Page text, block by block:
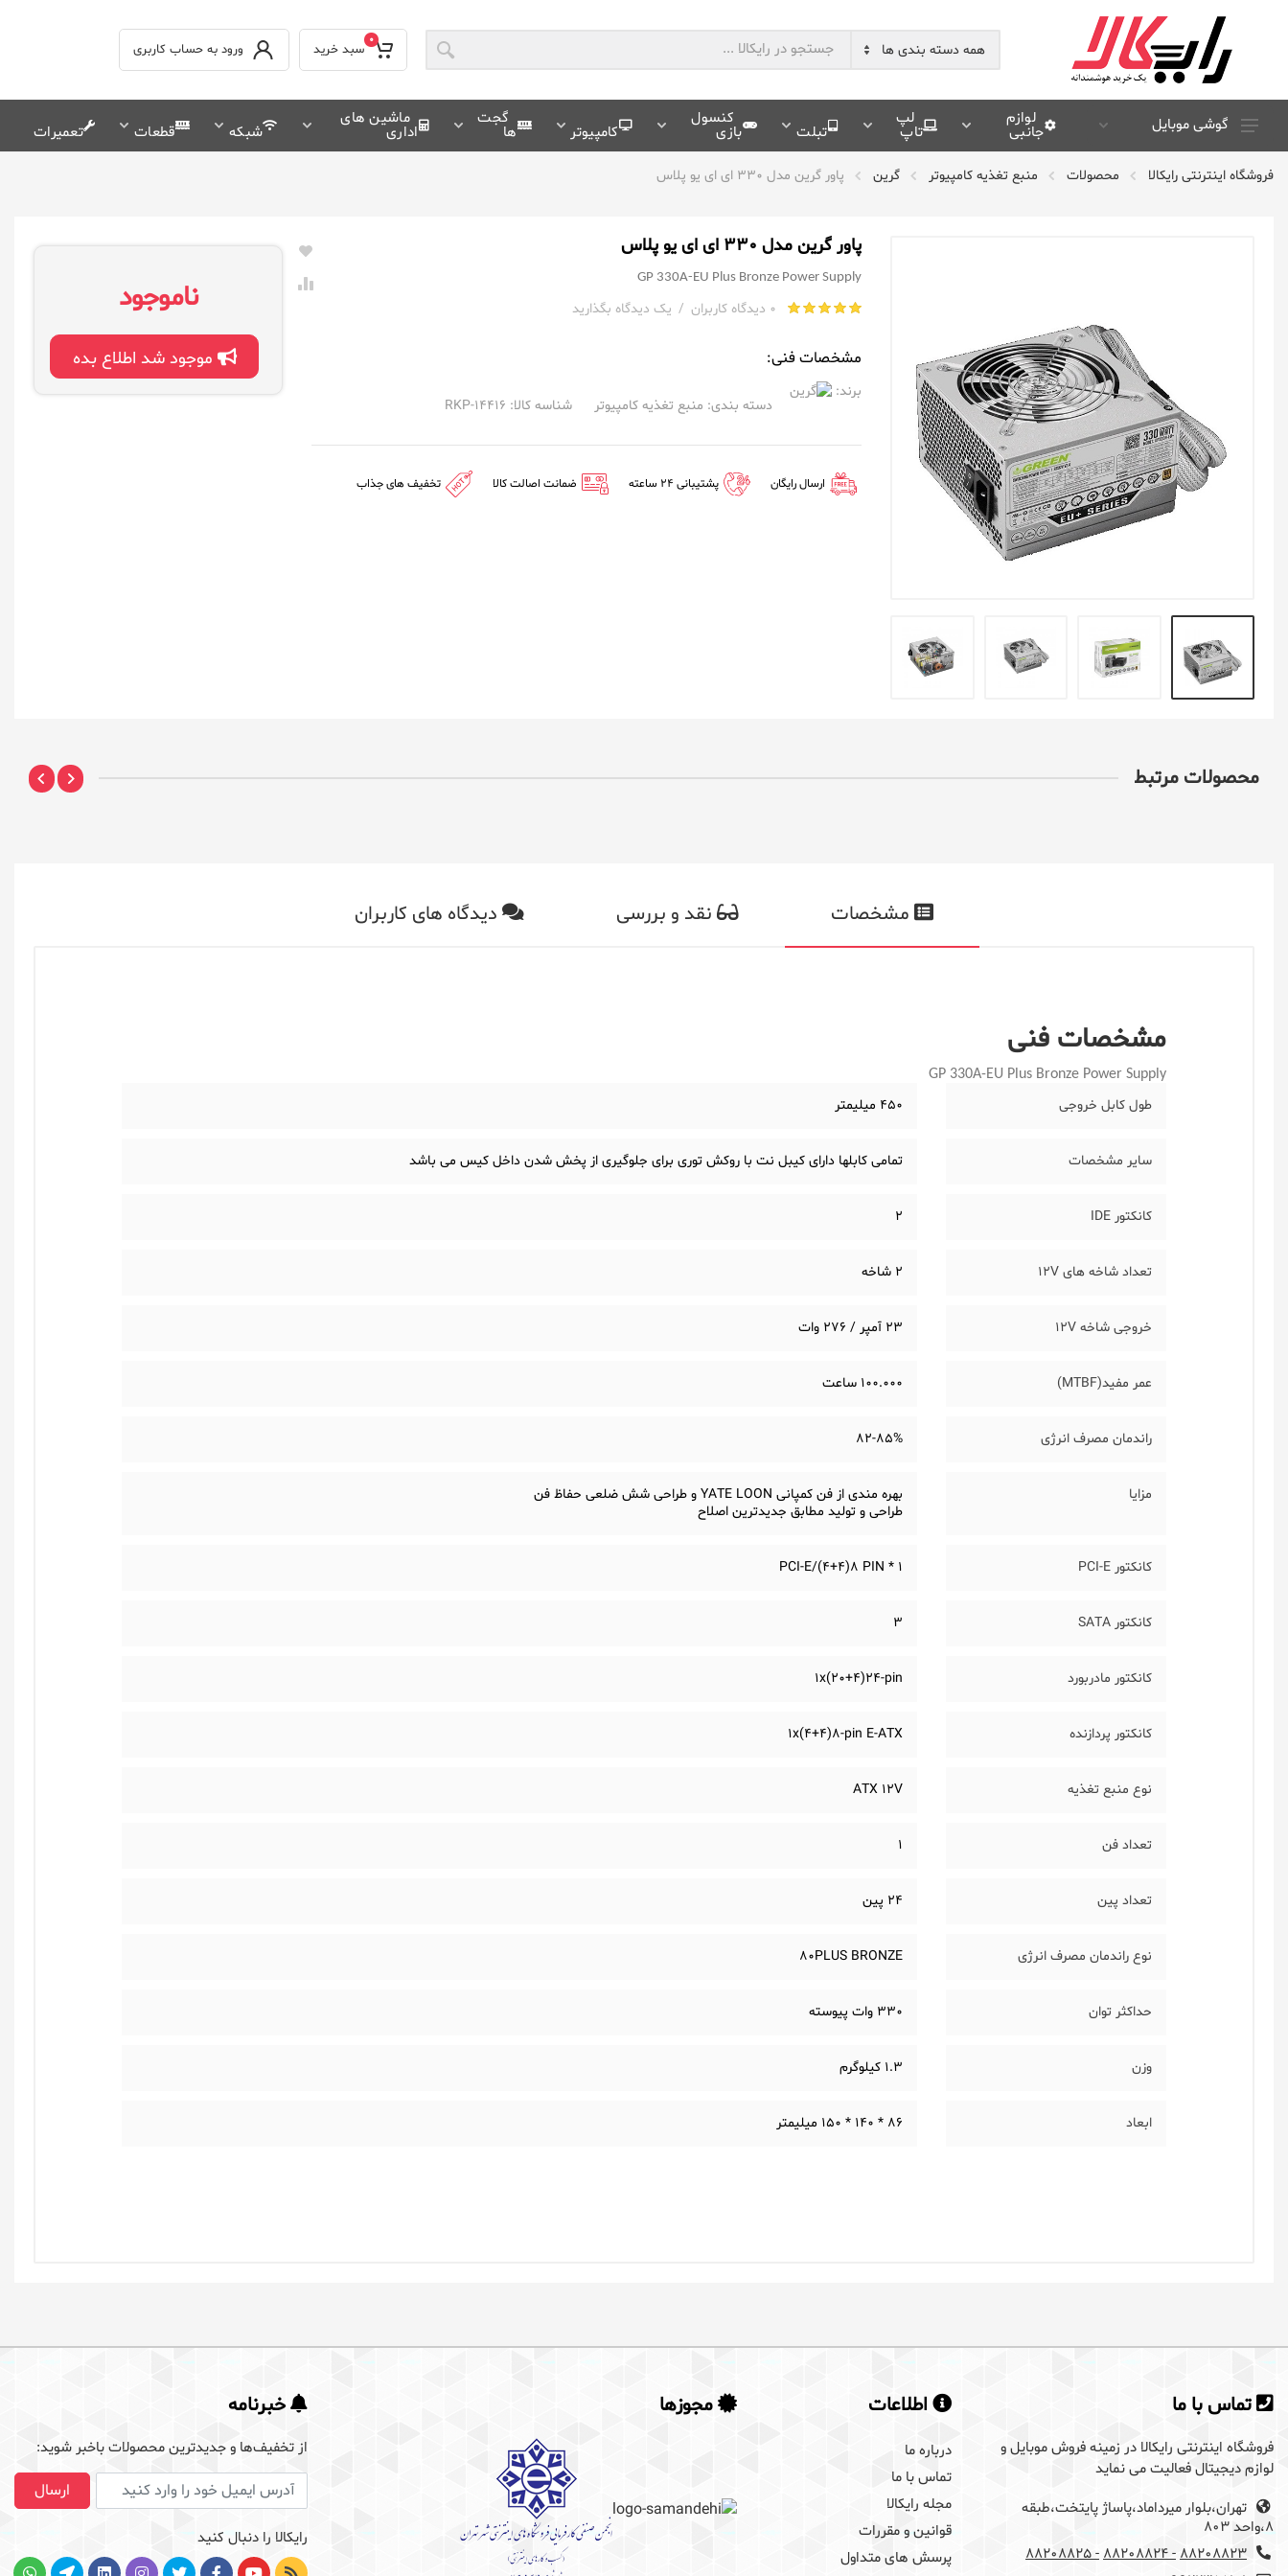
0
سبد خرید ورود به حساب کاربری
سامسونگ Samsung
ایسوس Asus
اچ تی سی Htc
همه برندهای گوشی
گوشی موبایل لوازم
جانبی
لپ
تاپ تبلت
کنسول
بازی کامپیوتر
گجت
ها
ماشین های
اداری شبکه قطعات تعمیرات
فروشگاه اینترنتی رایکالا محصولات منبع تغذیه کامپیوتر گرین پاور گرین مدل 330 ای ای یو پلاس
پاور گرین مدل 330 ای ای یو پلاس
GP 330A-EU Plus Bronze Power Supply
0 دیدگاه کاربران / یک دیدگاه بگذارید
مشخصات فنی:
برند:
دسته بندی: منبع تغذیه کامپیوتر شناسه کالا: RKP-14416
ارسال رایگان پشتیبانی 24 ساعته ضمانت اصالت کالا تخفیف های جذاب
ناموجود
موجود شد اطلاع بده
محصولات مرتبط
مشخصات نقد و بررسی دیدگاه های کاربران
مشخصات فنی
GP 330A-EU Plus Bronze Power Supply
طول کابل خروجی 450 میلیمتر
سایر مشخصات تمامی کابلها دارای کیبل نت با روکش توری برای جلوگیری از پخش شدن داخل کیس می باشد
کانکتور IDE 2
تعداد شاخه های 12V 2 شاخه
خروجی شاخه 12V 23 آمپر / 276 وات
عمر مفید(MTBF) 100.000 ساعت
راندمان مصرف انرژی 82-85%
مزایا
بهره مندی از فن کمپانی YATE LOON و طراحی شش ضلعی حفاظ فن
طراحی و تولید مطابق جدیدترین اصلاح
کانکتور PCI-E PCI-E/(4+4)8 PIN * 1
کانکتور SATA 3
کانکتور مادربورد 1x(20+4)24-pin
کانکتور پردازنده 1x(4+4)8-pin E-ATX
نوع منبع تغذیه ATX 12V
تعداد فن 1
تعداد پین 24 پین
نوع راندمان مصرف انرژی 80PLUS BRONZE
حداکثر توان 330 وات پیوسته
وزن 1.3 کیلوگرم
ابعاد 86 * 140 * 150 میلیمتر
تماس با ما
فروشگاه اینترنتی رایکالا در زمینه فروش موبایل و
لوازم دیجیتال فعالیت می نماید
تهران،بلوار میرداماد،پاساژ پایتخت،طبقه
8،واحد 803
88208823
- 88208824
- 88208825
اطلاعات
درباره ما
تماس با ما
مجله رایکالا
قوانین و مقررات
پرسش های متداول
مجوزها خبرنامه
از تخفیف‌ها و جدیدترین‌ محصولات باخبر شوید:
آدرس ایمیل ارسال
رایکالا را دنبال کنید